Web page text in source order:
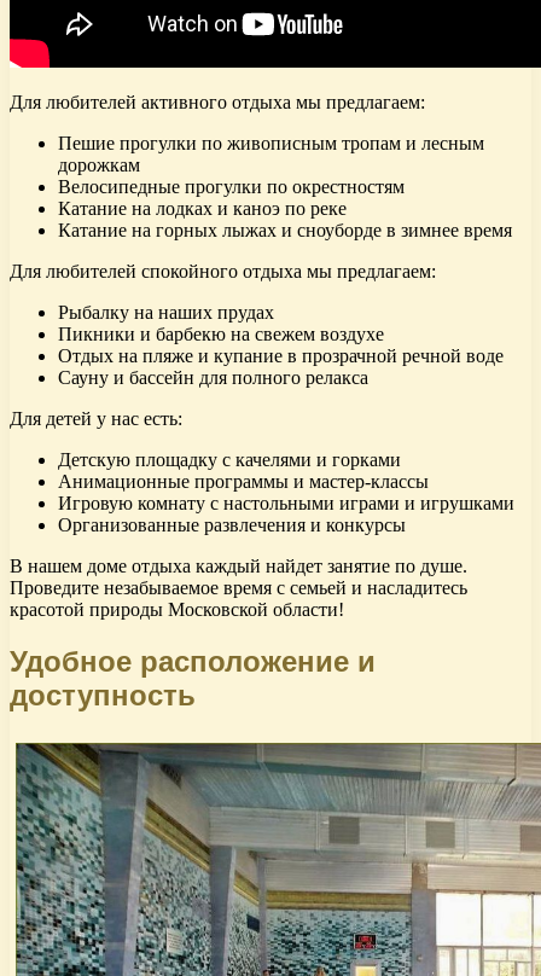
Для любителей активного отдыха мы предлагаем:
Пешие прогулки по живописным тропам и лесным
дорожкам
Велосипедные прогулки по окрестностям
Катание на лодках и каноэ по реке
Катание на горных лыжах и сноуборде в зимнее время
Для любителей спокойного отдыха мы предлагаем:
Рыбалку на наших прудах
Пикники и барбекю на свежем воздухе
Отдых на пляже и купание в прозрачной речной воде
Сауну и бассейн для полного релакса
Для детей у нас есть:
Детскую площадку с качелями и горками
Анимационные программы и мастер-классы
Игровую комнату с настольными играми и игрушками
Организованные развлечения и конкурсы
В нашем доме отдыха каждый найдет занятие по душе.
Проведите незабываемое время с семьей и насладитесь
красотой природы Московской области!
Удобное расположение и
доступность